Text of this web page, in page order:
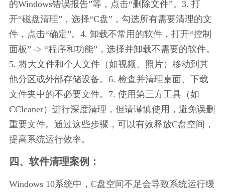
的Windows错误报告”等，点击“删除文件”。3. 打
开“磁盘清理”，选择“C盘”，勾选所有需要清理的文
件，点击“确定”。4. 卸载不常用的软件，打开“控制
面板” -> “程序和功能”，选择并卸载不需要的软件。
5. 将大文件和个人文件（如视频、照片）移动到其
他分区或外部存储设备。6. 检查并清理桌面、下载
文件夹中的不必要文件。7. 使用第三方工具（如
CCleaner）进行深度清理，但请谨慎使用，避免误删
重要文件。通过这些步骤，可以有效释放C盘空间，
提高系统运行效率。
四、软件清理案例：
Windows 10系统中，C盘空间不足会导致系统运行缓